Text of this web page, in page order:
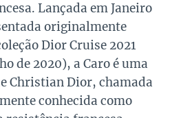
Lançada em Janeiro
originalmente
Dior Cruise 2021
de 2020), a Caro é uma
Christian Dior, chamada
conhecida como